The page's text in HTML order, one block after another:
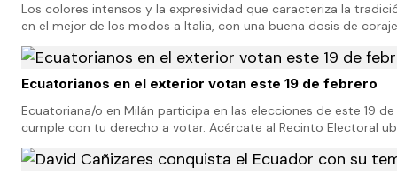
Los colores intensos y la expresividad que caracteriza la
en el mejor de los modos a Italia, con una buena dosis de
porción de buen humor. Paola Gonz…
Ecuatorianos en el exterior votan este 19 de febrero
Ecuatoriana/o en Milán participa en las elecciones de este 19
cumple con tu derecho a votar. Acércate al Recinto Electoral
class="alignleft wp-image-11480 size-fu…